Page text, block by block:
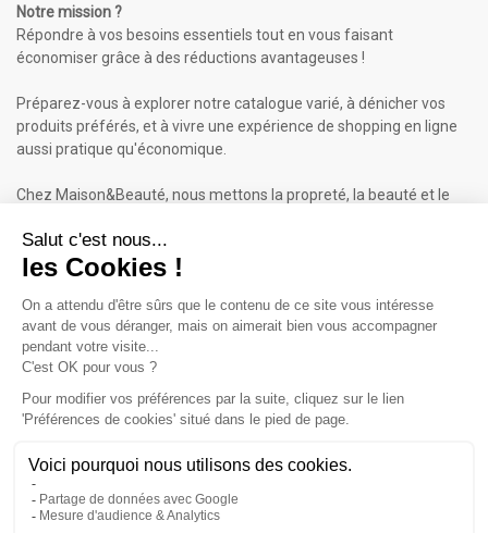
Notre mission ?
Répondre à vos besoins essentiels tout en vous faisant
économiser grâce à des réductions avantageuses !
Préparez-vous à explorer notre catalogue varié, à dénicher vos
produits préférés, et à vivre une expérience de shopping en ligne
aussi pratique qu'économique.
Chez Maison&Beauté, nous mettons la propreté, la beauté et le
Maison & Beauté : Informations
À propos de nous
Conditions générales de vente (CGV)
Plan du site
Contactez-nous
Inscrivez-vous à notre Newsletter